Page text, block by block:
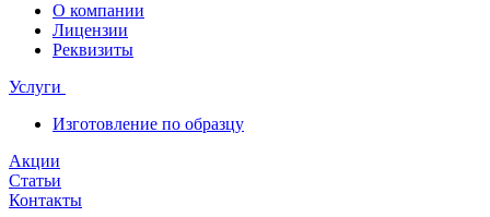
О компании
Лицензии
Реквизиты
Услуги
Изготовление по образцу
Акции
Статьи
Контакты